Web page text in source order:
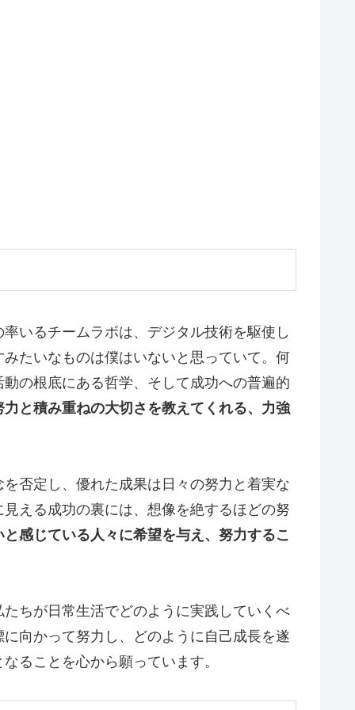
いるチームラボは、デジタル技術を駆使し
たいなものは僕はいないと思っていて。何
の根底にある哲学、そして成功への普遍的
と積み重ねの大切さを教えてくれる、力強
否定し、優れた成果は日々の努力と着実な
える成功の裏には、想像を絶するほどの努
感じている人々に希望を与え、努力するこ
ちが日常生活でどのように実践していくべ
向かって努力し、どのように自己成長を遂
ることを心から願っています。